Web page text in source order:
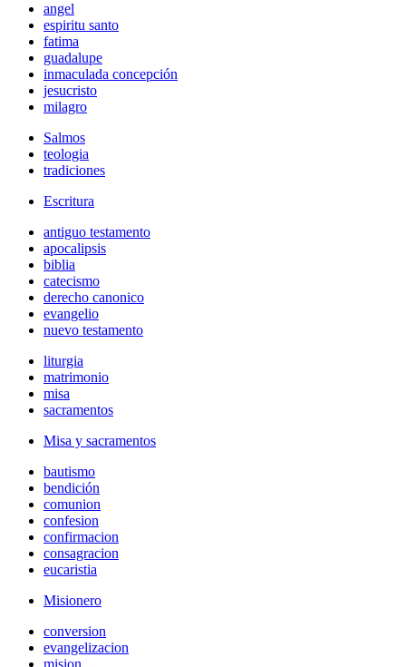
angel
espiritu santo
fatima
guadalupe
inmaculada concepción
jesucristo
milagro
Salmos
teologia
tradiciones
Escritura
antiguo testamento
apocalipsis
biblia
catecismo
derecho canonico
evangelio
nuevo testamento
liturgia
matrimonio
misa
sacramentos
Misa y sacramentos
bautismo
bendición
comunion
confesion
confirmacion
consagracion
eucaristia
Misionero
conversion
evangelizacion
mision